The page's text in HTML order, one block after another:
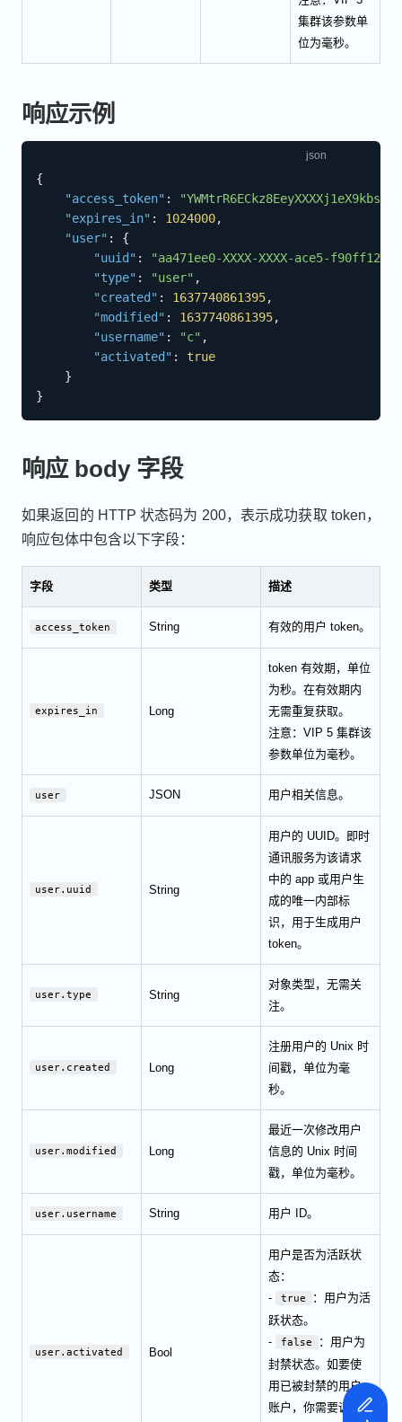
集群该参数单
位为毫秒。
响应示例
{
"access_token" :
"expires_in" : 1024000,
"user" :
{
"uuid" :
"aa471ee0-XXXX-XXXX-ace5-
"type" : "user" ,
"created" : 1637740861395,
"modified" : 1637740861395,
"username" : "c" ,
"activated" :
true
}
}
响应 body 字段
如果返回的 HTTP 状态码为 200，表示成功获取 token，
响应包体中包含以下字段：
字段 类型 描述
access_token String 有效的用户 token。
expires_in Long
token 有效期，单位
为秒。在有效期内
无需重复获取。
注意：VIP 5 集群该
参数单位为毫秒。
user JSON 用户相关信息。
user.uuid String
用户的 UUID。即时
通讯服务为该请求
中的 app 或用户生
成的唯一内部标
识，用于生成用户
token。
user.type String
对象类型，无需关
注。
user.created Long
注册用户的 Unix 时
间戳，单位为毫
秒。
user.modified Long
最近一次修改用户
信息的 Unix 时间
戳，单位为毫秒。
user.username String 用户 ID。
user.activated Bool
用户是否为活跃状
态：
-
true
：用户为活
跃状态。
-
false
：用户为
封禁状态。如要使
用已被封禁的用户
账户，你需要调用